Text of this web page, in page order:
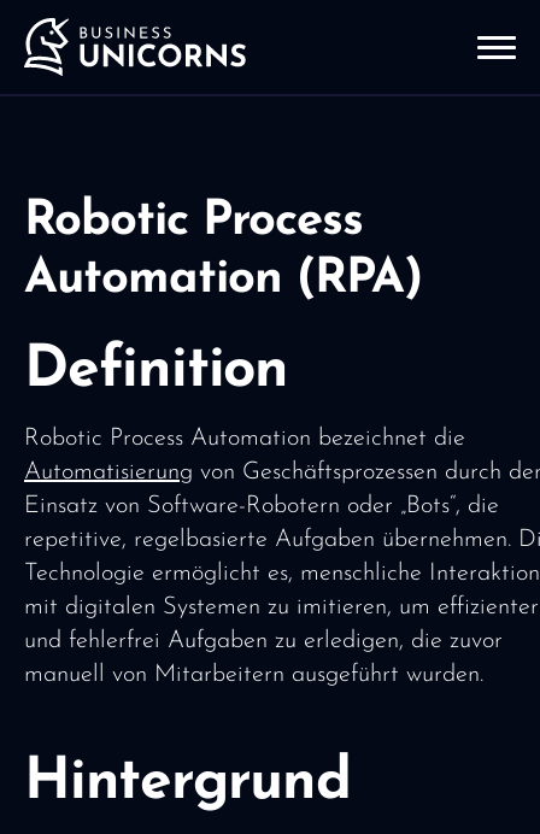
Robotic Process
Automation (RPA)
Definition
Robotic Process Automation bezeichnet die
Automatisierung von Geschäftsprozessen durch
Einsatz von Software-Robotern oder „Bots“, die
repetitive, regelbasierte Aufgaben übernehmen.
Technologie ermöglicht es, menschliche
mit digitalen Systemen zu imitieren, um effizienter
und fehlerfrei Aufgaben zu erledigen, die zuvor
manuell von Mitarbeitern ausgeführt wurden.
Hintergrund